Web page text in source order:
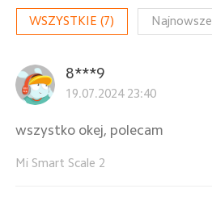
WSZYSTKIE (7) Najnowsze
8***9
19.07.2024 23:40
wszystko okej, polecam
Mi Smart Scale 2